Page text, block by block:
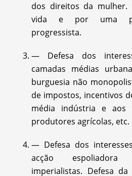
dos direitos da mulher.
vida e por uma
progressista.
— Defesa dos
camadas médias
burguesia não
de impostos, incentivos
média indústria e aos
produtores agrícolas, etc.
— Defesa dos
acção
imperialistas. Defesa